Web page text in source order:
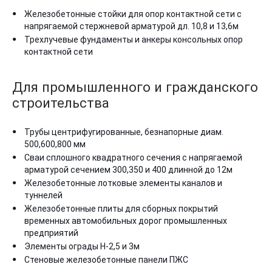
Железобетонные стойки для опор контактной сети с
напрягаемой стержневой арматурой дл. 10,8 и 13,6м
Трехлучевые фундаменты и анкеры консольных опор
контактной сети
Для промышленного и гражданского
строительства
Трубы центрифугированные, безнапорные диам.
500,600,800 мм
Сваи сплошного квадратного сечения с напрягаемой
арматурой сечением 300,350 и 400 длинной до 12м
Железобетонные лотковые элементы каналов и
туннелей
Железобетонные плиты для сборных покрытий
временных автомобильных дорог промышленных
предприятий
Элементы ограды Н-2,5 и 3м
Стеновые железобетонные панели ПЖС